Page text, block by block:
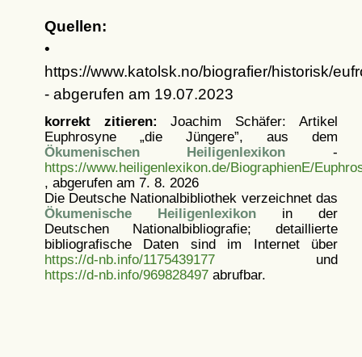
Quellen:
•
https://www.katolsk.no/biografier/historisk/
- abgerufen am 19.07.2023
korrekt zitieren: Joachim Schäfer: Artikel
Euphrosyne „die Jüngere”, aus dem
Ökumenischen Heiligenlexikon -
https://www.heiligenlexikon.de/BiographienE/
, abgerufen am 7. 8. 2026
Die Deutsche Nationalbibliothek verzeichnet das
Ökumenische Heiligenlexikonin der
Deutschen Nationalbibliografie; detaillierte
bibliografische Daten sind im Internet über
https://d-nb.info/1175439177und
https://d-nb.info/969828497abrufbar.